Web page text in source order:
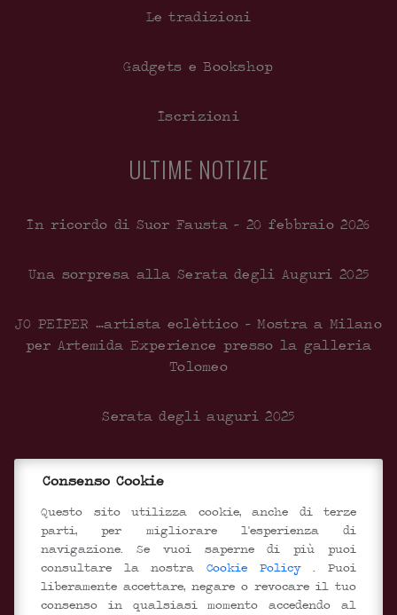
Le tradizioni
Gadgets e Bookshop
Iscrizioni
ULTIME NOTIZIE
In ricordo di Suor Fausta – 20 febbraio 2026
Una sorpresa alla Serata degli Auguri 2025
JO PEIPER …artista eclèttico – Mostra a Milano
per Artemida Experience presso la galleria
Tolomeo
Serata degli auguri 2025
Inaugurazione del nuovo centro Documentale
SEGUICI SUI SOCIAL
Consenso Cookie
Questo sito utilizza cookie, anche di terze
parti, per migliorare l'esperienza di
navigazione. Se vuoi saperne di più puoi
consultare la nostra Cookie Policy. Puoi
liberamente accettare, negare o revocare il tuo
consenso in qualsiasi momento accedendo al